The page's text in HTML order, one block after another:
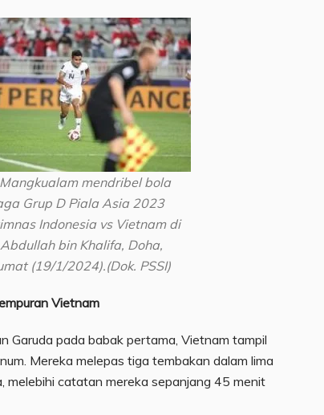
mendribel bola
Grup D Piala Asia 2023
Indonesia vs Vietnam di
bin Khalifa, Doha,
(19/1/2024).(Dok. PSSI)
Vietnam
Garuda pada babak pertama, Vietnam tampil
Mereka melepas tiga tembakan dalam lima
melebihi catatan mereka sepanjang 45 menit